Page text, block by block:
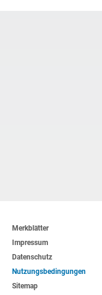
Merkblätter
Impressum
Datenschutz
Nutzungsbedingungen
Sitemap